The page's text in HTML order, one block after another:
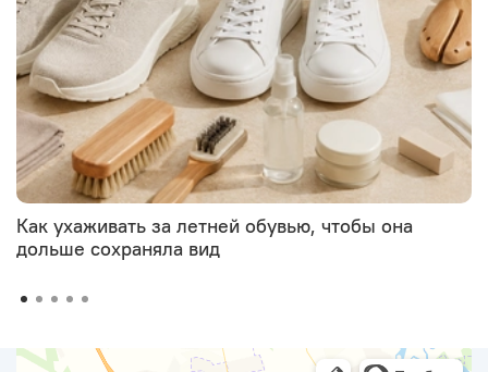
Как ухаживать за летней обувью, чтобы она
дольше сохраняла вид